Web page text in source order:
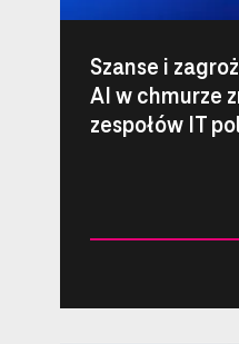
Szanse i
AI w chmurze
zespołów IT